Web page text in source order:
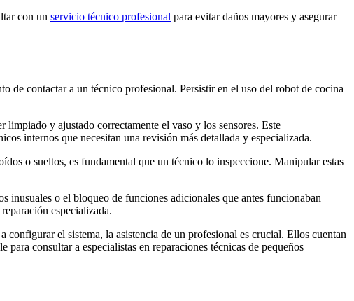
con un servicio técnico profesional para evitar daños mayores y asegurar
de contactar a un técnico profesional. Persistir en el uso del robot de cocina
limpiado y ajustado correctamente el vaso y los sensores. Este
internos que necesitan una revisión más detallada y especializada.
o sueltos, es fundamental que un técnico lo inspeccione. Manipular estas
o el bloqueo de funciones adicionales que antes funcionaban
especializada.
el sistema, la asistencia de un profesional es crucial. Ellos cuentan
consultar a especialistas en reparaciones técnicas de pequeños